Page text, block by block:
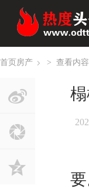
首页 >
房产 查看内容